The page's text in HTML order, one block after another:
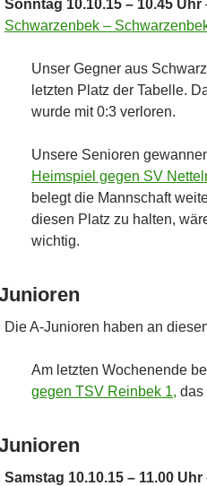
Sonntag 10.10.15 – 10.45 Uhr
Schwarzenbek –
Unser Gegner aus
letzten Platz der Tabelle.
wurde mit 0:3 verloren.
Unsere Senioren
Heimspiel gegen SV
belegt die Mannschaft
diesen Platz zu halten,
wichtig.
Die A-Junioren haben an
Am letzten Wochenende
gegen TSV Reinbek 1, das
Samstag 10.10.15 – 11.00 Uhr